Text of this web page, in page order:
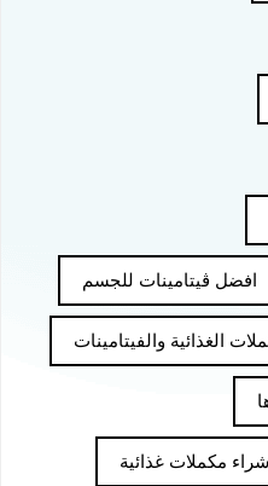
افضل ڤيتامينات للجسم
الغذائية والفيتامينات
شراء مكملات غذائية